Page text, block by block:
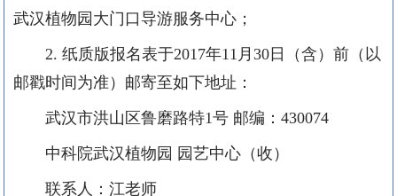
武汉植物园大门口导游服务中心；
2. 纸质版报名表于2017年11 月 30日（含）前（以
邮戳时间为准）邮寄至如下地址：
武汉市洪山区鲁磨路特1号 邮编： 430074
中科院武汉植物园 园艺中心（收）
联系人：江老师